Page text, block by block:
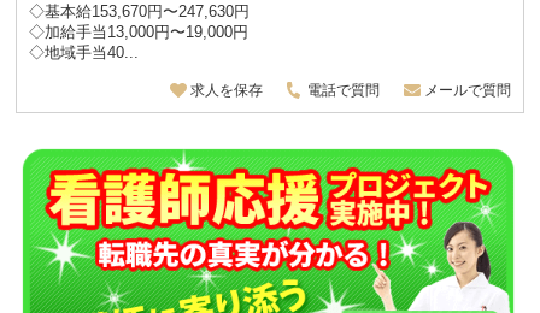
◇基本給153,670円〜247,630円
◇加給手当13,000円〜19,000円
◇地域手当40...
求人を保存 電話で質問 メールで質問